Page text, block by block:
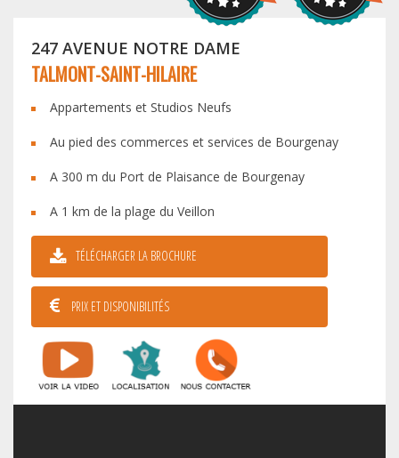
247 AVENUE NOTRE DAME
TALMONT-SAINT-HILAIRE
Appartements et Studios Neufs
Au pied des commerces et services de Bourgenay
A 300 m du Port de Plaisance de Bourgenay
A 1 km de la plage du Veillon
TÉLÉCHARGER LA BROCHURE
PRIX ET DISPONIBILITÉS